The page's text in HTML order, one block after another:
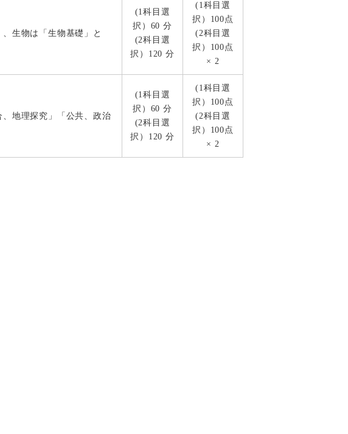
生物は「生物基礎」と
(1科目選
択）60 分
(2科目選
択）120 分
(1科目選
択）100点
(2科目選
択）100点
× 2
地理探究」「公共、政治
(1科目選
択）60 分
(2科目選
択）120 分
(1科目選
択）100点
(2科目選
択）100点
× 2